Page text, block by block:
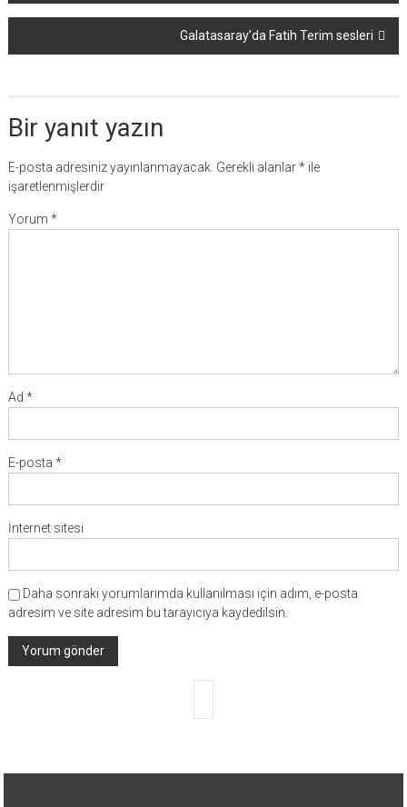
dolaşımı
Galatasaray’da Fatih Terim sesleri
Bir yanıt yazın
E-posta adresiniz yayınlanmayacak. Gerekli alanlar*ile
işaretlenmişlerdir
Yorum *
Ad *
E-posta *
İnternet sitesi
Daha sonraki yorumlarımda kullanılması için adım, e-posta
adresim ve site adresim bu tarayıcıya kaydedilsin.